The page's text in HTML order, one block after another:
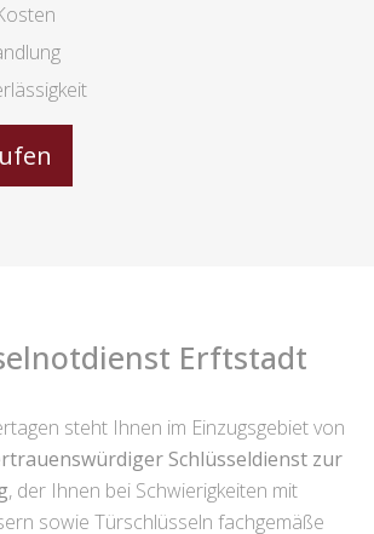
Erftstadt
steht Ihnen im Einzugsgebiet von
Schlüsseldienst zur
, der Ihnen bei Schwierigkeiten mit
sowie Türschlüsseln fachgemäße